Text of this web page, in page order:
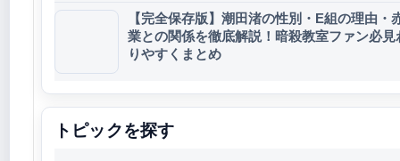
【完全保存版】潮田渚の性別・E組の理由・
業との関係を徹底解説！暗殺教室ファン必見
りやすくまとめ
トピックを探す